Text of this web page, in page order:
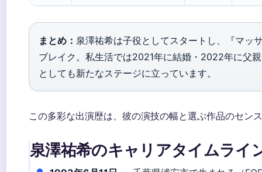
まとめ： 泉澤祐希は子役としてスタートし、『マッ
ブレイク。私生活では2021年に結婚・2022年に父
としても新たなステージに立っています。
この多彩な出演歴は、彼の演技の幅と選ぶ作品のセン
泉澤祐希のキャリアタイムライ